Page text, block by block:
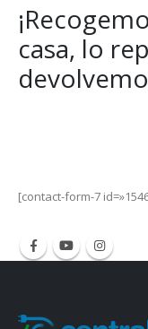
casa, lo
[contact-form-7